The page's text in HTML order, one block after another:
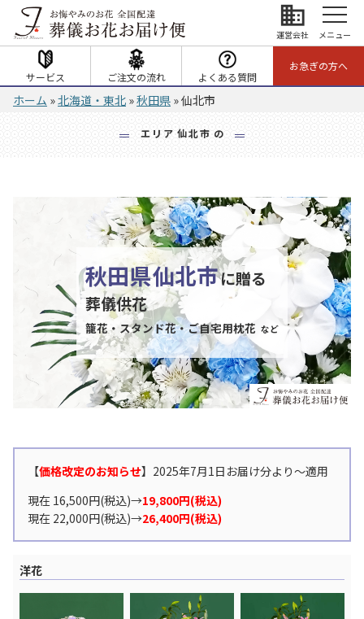
business
運営会社 メニュー
サービス ご注文の流れ よくある質問
お急ぎの方へ
ホーム »北海道・東北 »秋田県 »仙北市
エリア 仙北市 の
秋田県仙北市に贈る
葬儀供花
籠花・スタンド花・ご自宅用枕花 など
【価格改定のお知らせ】2025年7月1日お届け分より〜適用
現在 16,500円(税込)→19,800円(税込)
現在 22,000円(税込)→26,400円(税込)
洋花